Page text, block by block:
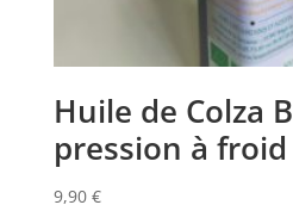
Huile de Colza
pression à froid
9,90 €